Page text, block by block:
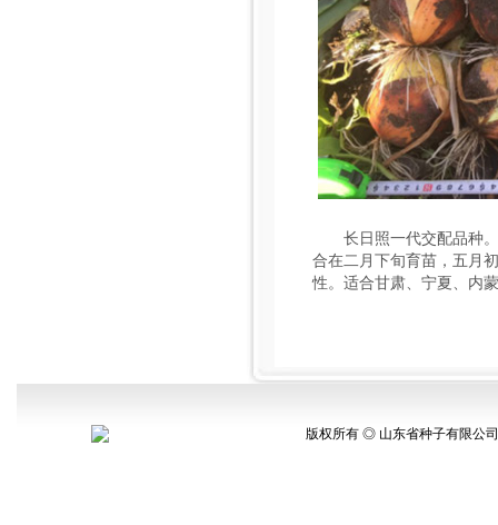
长日照一代交配品种
合在二月下旬育苗，五月
性。适合甘肃、宁夏、内
版权所有 ◎ 山东省种子有限公